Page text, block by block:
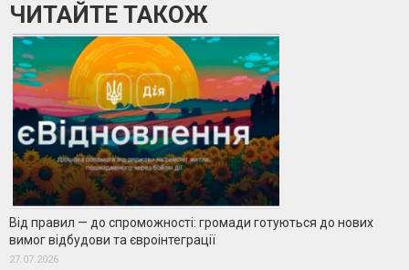
ЧИТАЙТЕ ТАКОЖ
Від правил — до спроможності: громади готуються до нових
вимог відбудови та євроінтеграції
27.07.2026